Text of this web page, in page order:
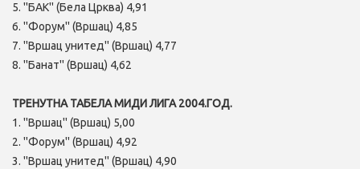
5. ''БАК'' (Бела Црква) 4,91
6. ''Форум'' (Вршац) 4,85
7. ''Вршац унитед'' (Вршац) 4,77
8. ''Банат'' (Вршац) 4,62
ТРЕНУТНА ТАБЕЛА МИДИ ЛИГА 2004.ГОД.
1. ''Вршац'' (Вршац) 5,00
2. ''Форум'' (Вршац) 4,92
3. ''Вршац унитед'' (Вршац) 4,90